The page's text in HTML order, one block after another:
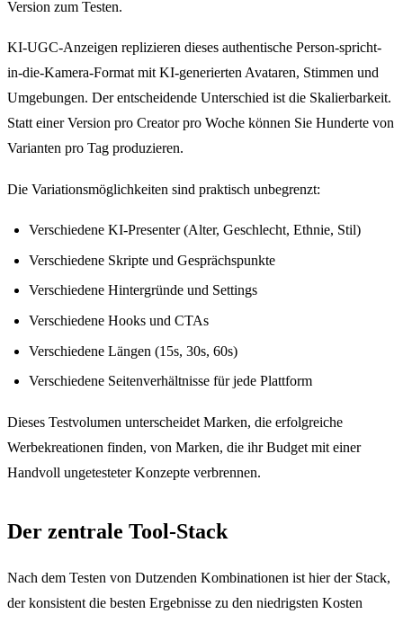
Version zum Testen.
KI-UGC-Anzeigen replizieren dieses authentische Person-spricht-
in-die-Kamera-Format mit KI-generierten Avataren, Stimmen und
Umgebungen. Der entscheidende Unterschied ist die Skalierbarkeit.
Statt einer Version pro Creator pro Woche können Sie Hunderte von
Varianten pro Tag produzieren.
Die Variationsmöglichkeiten sind praktisch unbegrenzt:
Verschiedene KI-Presenter (Alter, Geschlecht, Ethnie, Stil)
Verschiedene Skripte und Gesprächspunkte
Verschiedene Hintergründe und Settings
Verschiedene Hooks und CTAs
Verschiedene Längen (15s, 30s, 60s)
Verschiedene Seitenverhältnisse für jede Plattform
Dieses Testvolumen unterscheidet Marken, die erfolgreiche
Werbekreationen finden, von Marken, die ihr Budget mit einer
Handvoll ungetesteter Konzepte verbrennen.
Der zentrale Tool-Stack
Nach dem Testen von Dutzenden Kombinationen ist hier der Stack,
der konsistent die besten Ergebnisse zu den niedrigsten Kosten